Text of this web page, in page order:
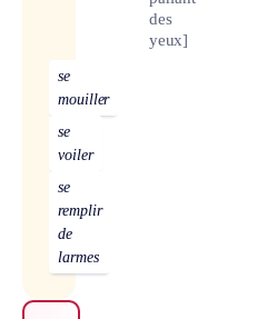
des
yeux]
se
mouiller
se
voiler
se
remplir
de
larmes